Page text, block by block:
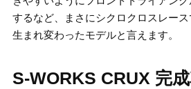
するなど、まさにシクロクロスレー
生まれ変わったモデルと言えます。
S-WORKS CRUX 完